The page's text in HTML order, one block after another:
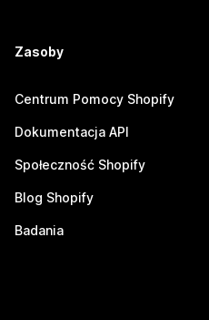
Zasoby
Centrum Pomocy Shopify
Dokumentacja API
Społeczność Shopify
Blog Shopify
Badania